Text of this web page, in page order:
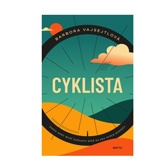
Cyklista
Barbora Vajsejtlová
Do košíku
399 Kč
319 Kč